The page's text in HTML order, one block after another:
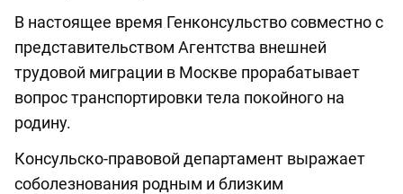
В настоящее время Генконсульство совместно с
представительством Агентства внешней
трудовой миграции в Москве прорабатывает
вопрос транспортировки тела покойного на
родину.
Консульско-правовой департамент выражает
соболезнования родным и близким